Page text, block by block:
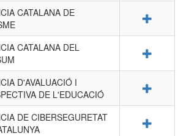
CATALANA DE
CATALANA DEL
D'AVALUACIÓ I
DE L'EDUCACIÓ
DE CIBERSEGURETAT